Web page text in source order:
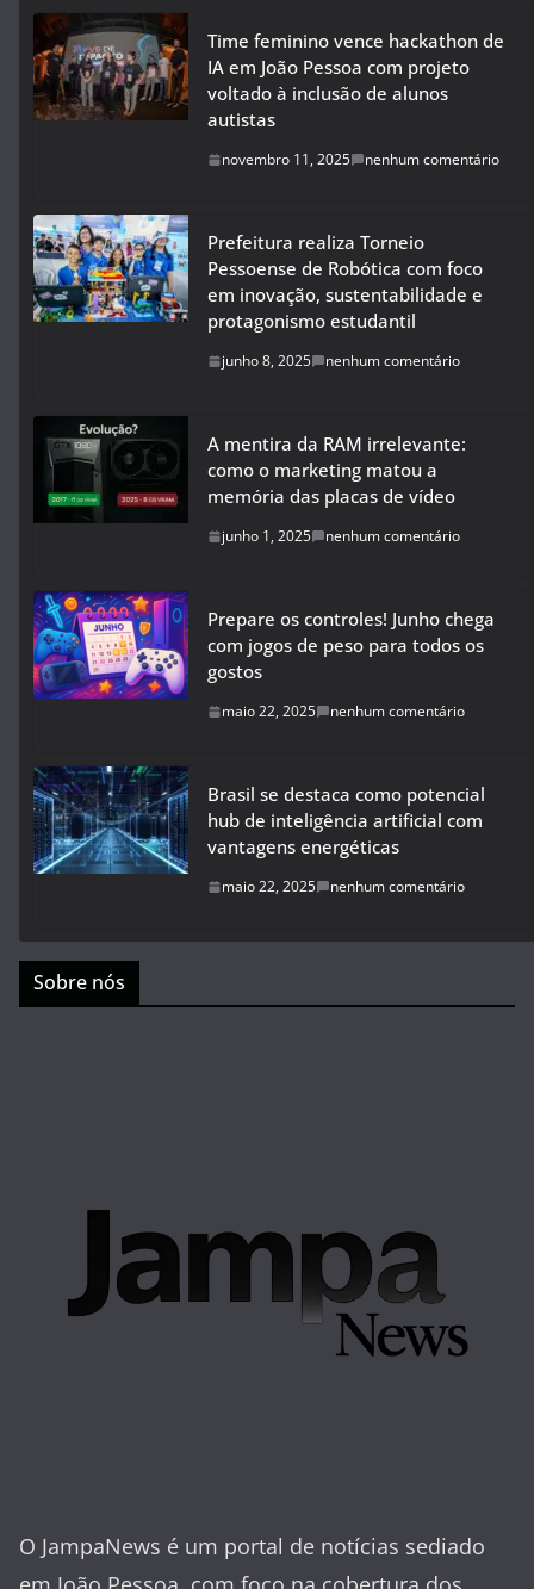
Time feminino vence hackathon de
IA em João Pessoa com projeto
voltado à inclusão de alunos
autistas
novembro 11, 2025 nenhum comentário
Prefeitura realiza Torneio
Pessoense de Robótica com foco
em inovação, sustentabilidade e
protagonismo estudantil
junho 8, 2025 nenhum comentário
A mentira da RAM irrelevante:
como o marketing matou a
memória das placas de vídeo
junho 1, 2025 nenhum comentário
Prepare os controles! Junho chega
com jogos de peso para todos os
gostos
maio 22, 2025 nenhum comentário
Brasil se destaca como potencial
hub de inteligência artificial com
vantagens energéticas
maio 22, 2025 nenhum comentário
Sobre nós
O JampaNews é um portal de notícias sediado